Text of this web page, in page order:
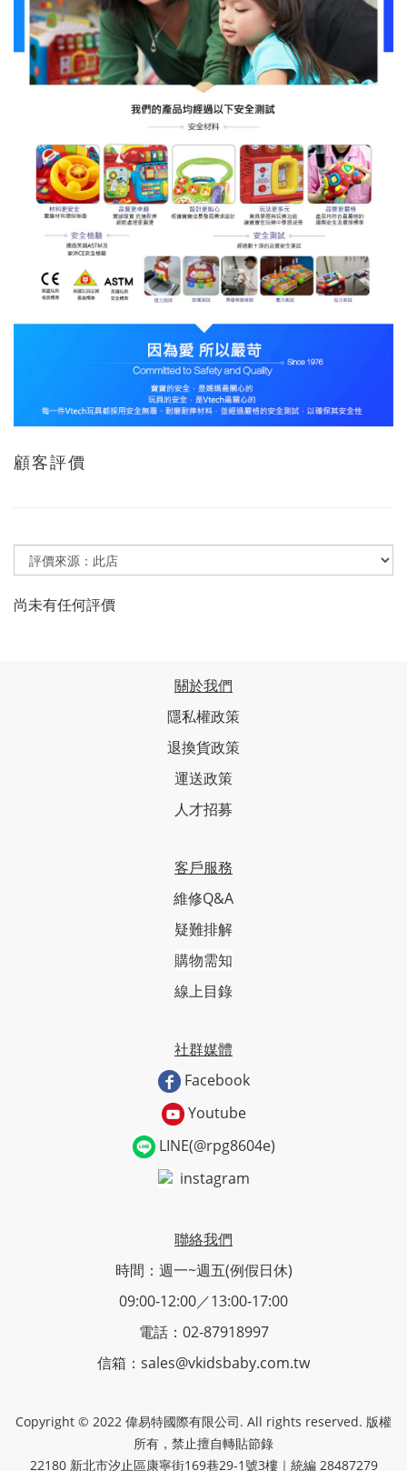
顧客評價
尚未有任何評價
關於我們
隱私權政策
退換貨政策
運送政策
人才招募
客戶服務
維修Q&A
疑難排解
購物需知
線上目錄
社群媒體
Facebook
Youtube
LINE(@rpg8604e)
instagram
聯絡我們
時間：週一~週五(例假日休)
09:00-12:00／13:00-17:00
電話：02-87918997
信箱：sales@vkidsbaby.com.tw
Copyright © 2022 偉易特國際有限公司. All rights reserved. 版權
所有，禁止擅自轉貼節錄
22180 新北市汐止區康寧街169巷29-1號3樓｜統編 28487279